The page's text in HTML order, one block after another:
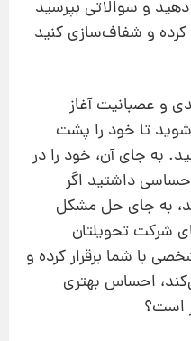
و سوالاتی بپرسید
کرده و شفاف‌سازی کنید
و عصبانیت آغاز
تا خود را پشت
به‌ جای آن، خود را در
داشتید اگر
به‌ جای حل مشکل
شرکت تحویلتان
با شما برقرار کرده و
احساس بهتری
است؟